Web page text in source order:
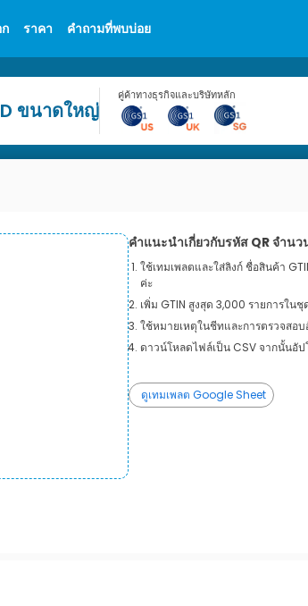
ราคา คำถามที่พบบ่อย
ขนาดใหญ่
คู่ค้าทางธุรกิจและบริษัทหลัก
คำแนะนำเกี่ยวกับรหัส QR จำนว
ใช้เทมเพลตและใส่ลิงก์ ชื่อสินค้า
ค่ะ
เพิ่ม GTIN สูงสุด 3,000 รายการในชุ
ใช้หมายเหตุในชีทและการตรวจสอ
ดาวน์โหลดไฟล์เป็น CSV จากนั้นอัป
ดูเทมเพลต Google Sheet